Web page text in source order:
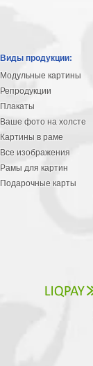
Виды продукции:
Модульные картины
Репродукции
Плакаты
Ваше фото на холсте
Картины в раме
Все изображения
Рамы для картин
Подарочные карты